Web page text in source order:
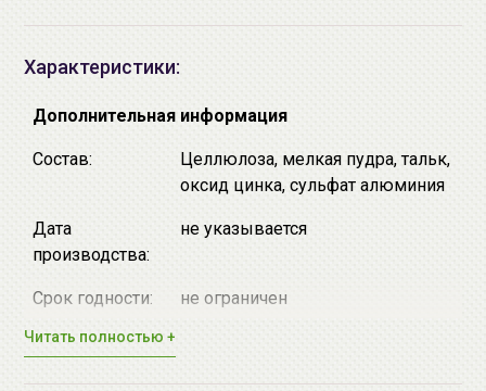
Характеристики:
Дополнительная информация
Состав:
Целлюлоза, мелкая пудра, тальк,
оксид цинка, сульфат алюминия
Дата
производства:
не указывается
Срок годности: не ограничен
Производитель:
Читать полностью +